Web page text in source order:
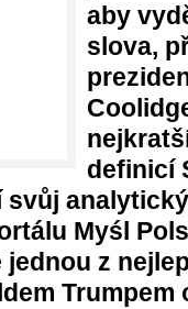
aby
slova,
definicí
Myśl
jednou z
Trumpem